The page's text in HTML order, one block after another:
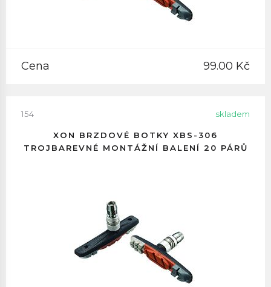
Cena 99.00 Kč
154 skladem
XON BRZDOVÉ BOTKY XBS-306
TROJBAREVNÉ MONTÁŽNÍ BALENÍ 20 PÁRŮ